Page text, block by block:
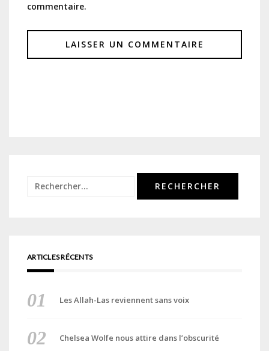
commentaire.
Rechercher :
ARTICLES RÉCENTS
Les Allah-Las reviennent sans voix
Chelsea Wolfe nous attire dans l’obscurité